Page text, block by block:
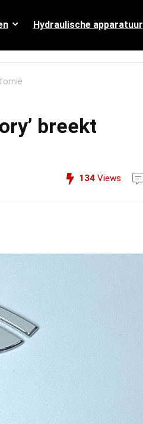
Hydraulische apparatuur
breekt
134 Views